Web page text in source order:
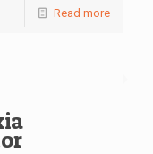
Read more